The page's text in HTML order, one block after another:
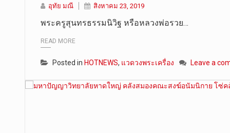
อุทัย มณี สิงหาคม 23, 2019
พระครูสุนทรธรรมนิวิฐ หรือหลวงพ่อรวย…
READ MORE
Posted in HOTNEWS, แวดวงพระเครื่อง Leave a